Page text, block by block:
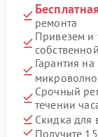
ремонта
Привезем и
Гарантия
Срочный
течении
Скидка для
Получите